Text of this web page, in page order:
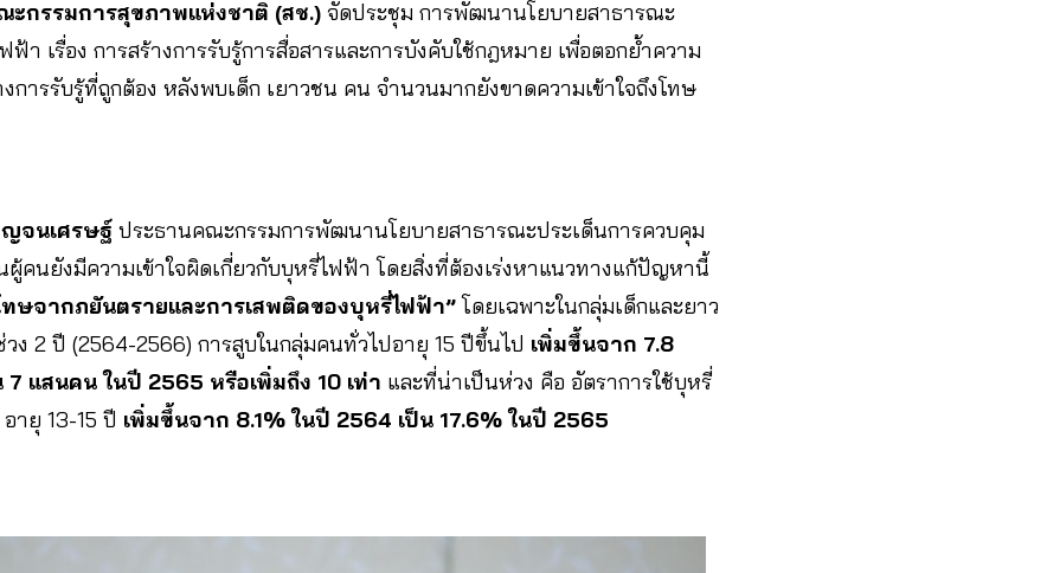
ะกรรมการสุขภาพแห่งชาติ (สช.) จัดประชุม การพัฒนานโยบายสาธารณะ
า เรื่อง การสร้างการรับรู้การสื่อสารและการบังคับใช้กฎหมาย เพื่อตอกย้ำความ
การรับรู้ที่ถูกต้อง หลังพบเด็ก เยาวชน คน จำนวนมากยังขาดความเข้าใจถึงโทษ
จนเศรษฐ์ ประธานคณะกรรมการพัฒนานโยบายสาธารณะประเด็นการควบคุม
คนยังมีความเข้าใจผิดเกี่ยวกับบุหรี่ไฟฟ้า โดยสิ่งที่ต้องเร่งหาแนวทางแก้ปัญหานี้
ทษจากภยันตรายและการเสพติดของบุหรี่ไฟฟ้า”โดยเฉพาะในกลุ่มเด็กและยาว
ง 2 ปี (2564-2566) การสูบในกลุ่มคนทั่วไปอายุ 15 ปีขึ้นไป เพิ่มขึ้นจาก 7.8
แสนคน ในปี 2565 หรือเพิ่มถึง 10 เท่า และที่น่าเป็นห่วง คือ อัตราการใช้บุหรี่
ายุ 13-15 ปี เพิ่มขึ้นจาก 8.1% ในปี 2564 เป็น 17.6% ในปี 2565